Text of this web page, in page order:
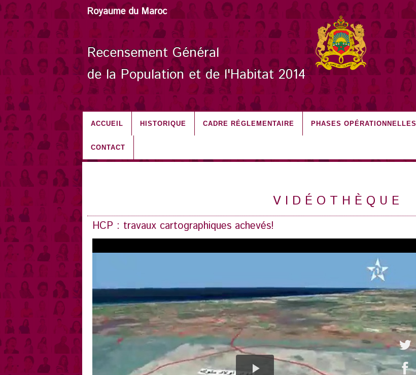
Royaume du Maroc
Recensement Général
de la Population et de l'Habitat 2014
ACCUEIL HISTORIQUE CADRE RÉGLEMENTAIRE PHASES OPÉRATIONNELLES
CONTACT
V I D É O T H È Q U E
HCP : travaux cartographiques achevés!